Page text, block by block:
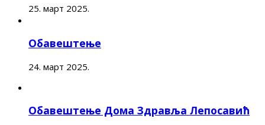
25. март 2025.
Обавештење
24. март 2025.
Обавештење Дома Здравља Лепосавић